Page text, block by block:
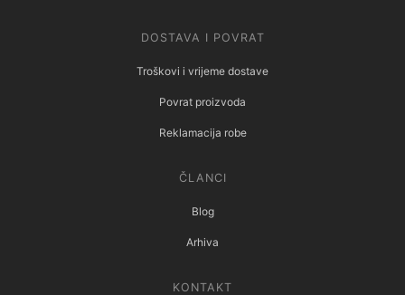
DOSTAVA I POVRAT
Troškovi i vrijeme dostave
Povrat proizvoda
Reklamacija robe
ČLANCI
Blog
Arhiva
KONTAKT